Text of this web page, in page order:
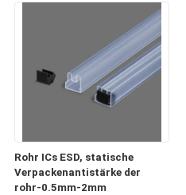
Rohr ICs ESD, statische
Verpackenantistärke der
rohr-0.5mm-2mm